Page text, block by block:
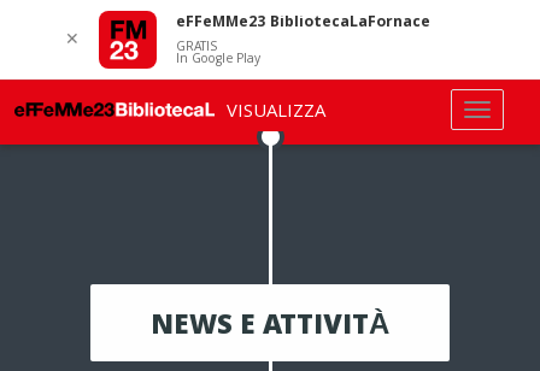
NEWS E ATTIVITÀ
✕
eFFeMMe23 BibliotecaLaFornace
GRATIS
In Google Play
VISUALIZZA